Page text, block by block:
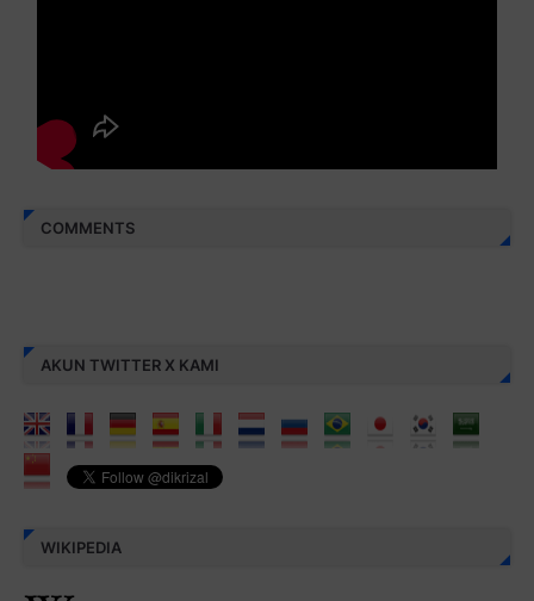
COMMENTS
AKUN TWITTER X KAMI
WIKIPEDIA